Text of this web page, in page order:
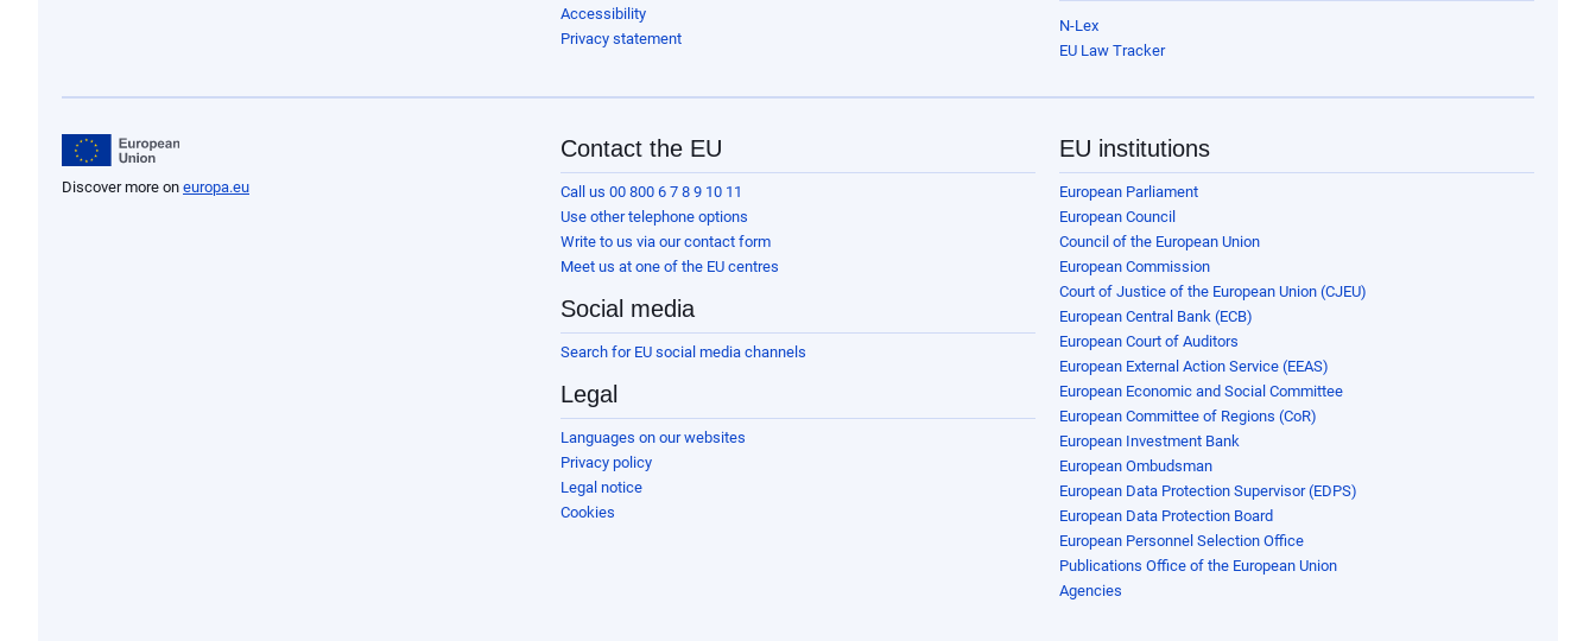
Accessibility
Privacy statement
N-Lex
EU Law Tracker
Discover more on europa.eu
Contact the EU
Call us 00 800 6 7 8 9 10 11
Use other telephone options
Write to us via our contact form
Meet us at one of the EU centres
Social media
Search for EU social media channels
Legal
Languages on our websites
Privacy policy
Legal notice
Cookies
EU institutions
European Parliament
European Council
Council of the European Union
European Commission
Court of Justice of the European Union (CJEU)
European Central Bank (ECB)
European Court of Auditors
European External Action Service (EEAS)
European Economic and Social Committee
European Committee of Regions (CoR)
European Investment Bank
European Ombudsman
European Data Protection Supervisor (EDPS)
European Data Protection Board
European Personnel Selection Office
Publications Office of the European Union
Agencies